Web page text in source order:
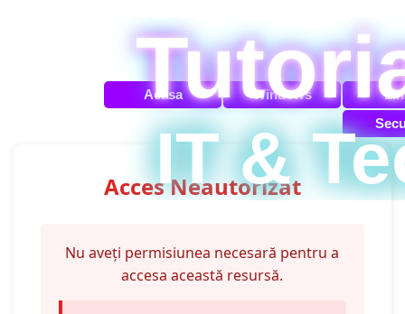
IT &
Acasa Windows
Acces Neautorizat
Nu aveți permisiunea necesară pentru a
accesa această resursă.